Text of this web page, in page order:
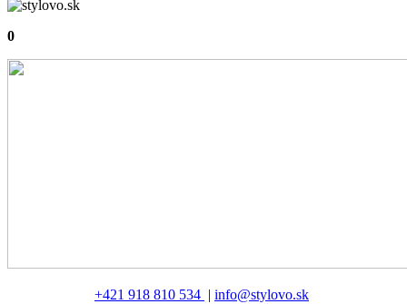
0
+421 918 810 534 | info@stylovo.sk